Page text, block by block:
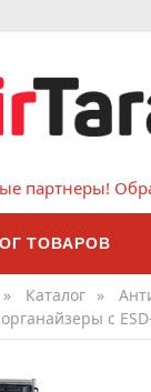
партнеры!
ТОВАРОВ
» Каталог »
с